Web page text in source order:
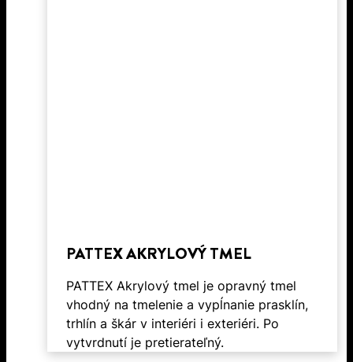
PATTEX AKRYLOVÝ TMEL
PATTEX Akrylový tmel je opravný tmel
vhodný na tmelenie a vypĺnanie prasklín,
trhlín a škár v interiéri i exteriéri. Po
vytvrdnutí je pretierateľný.